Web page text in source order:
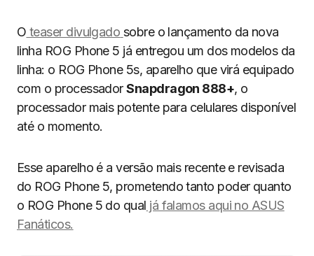
O teaser divulgado sobre o lançamento da nova
linha ROG Phone 5 já entregou um dos modelos da
linha: o ROG Phone 5s, aparelho que virá equipado
com o processadorSnapdragon 888+, o
processador mais potente para celulares disponível
até o momento.
Esse aparelho é a versão mais recente e revisada
do ROG Phone 5, prometendo tanto poder quanto
o ROG Phone 5 do qual já falamos aqui no ASUS
Fanáticos.